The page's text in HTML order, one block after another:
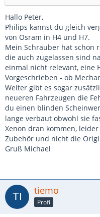
Hallo Peter,
Philips kannst du gleich
von Osram in H4 und H7.
Mein Schrauber hat schon
die auch zugelassen sind
einmal nicht relevant, eine
Vorgeschrieben - ob
Weiter gibt es sogar
neueren Fahrzeugen die
du einen blinden
lange verbaut obwohl sie
Xenon dran kommen,
Zubehör und nicht die
Gruß Michael
tiemo
Profi